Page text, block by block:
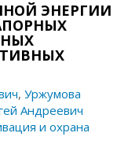
ЭНЕРГИИ
,Уржумова
Андреевич
и охрана